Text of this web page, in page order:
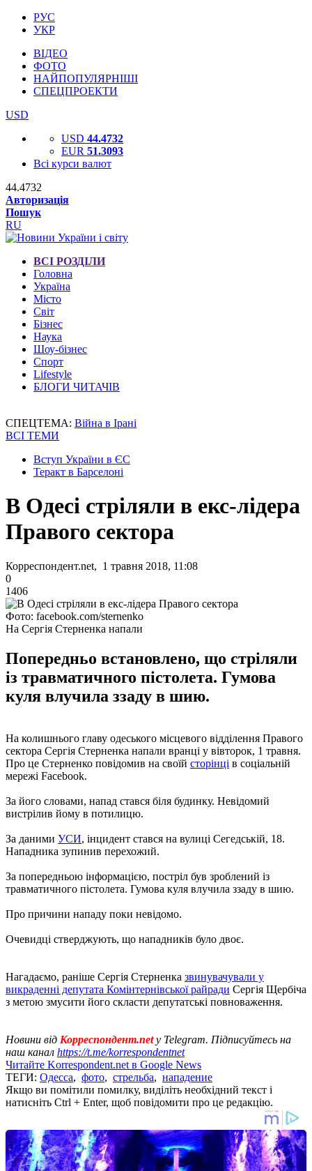
РУС
УКР
ВІДЕО
ФОТО
НАЙПОПУЛЯРНІШІ
СПЕЦПРОЕКТИ
USD
USD 44.4732
EUR 51.3093
Всі курси валют
44.4732
Авторизація
Пошук
RU
ВСІ РОЗДІЛИ
Головна
Україна
Місто
Світ
Бізнес
Наука
Шоу-бізнес
Спорт
Lifestyle
БЛОГИ ЧИТАЧІВ
СПЕЦТЕМА: Війна в Ірані
ВСІ ТЕМИ
Вступ України в ЄС
Теракт в Барселоні
В Одесі стріляли в екс-лідера
Правого сектора
Корреспондент.net, 1 травня 2018, 11:08
0
1406
Фото: facebook.com/sternenko
На Сергія Стерненка напали
Попередньо встановлено, що стріляли
із травматичного пістолета. Гумова
куля влучила ззаду в шию.
На колишнього главу одеського місцевого відділення Правого
сектора Сергія Стерненка напали вранці у вівторок, 1 травня.
Про це Стерненко повідомив на своїй сторінці в соціальній
мережі Facebook.
За його словами, напад стався біля будинку. Невідомий
вистрілив йому в потилицю.
За даними УСИ, інцидент стався на вулиці Сегедській, 18.
Нападника зупинив перехожий.
За попередньою інформацією, постріл був зроблений із
травматичного пістолета. Гумова куля влучила ззаду в шию.
Про причини нападу поки невідомо.
Очевидці стверджують, що нападників було двоє.
Нагадаємо, раніше Сергія Стерненка звинувачували у
викраденні депутата Комінтернівської райради Сергія Щербіча
з метою змусити його скласти депутатські повноваження.
Новини від Корреспондент.netу Telegram. Підписуйтесь на
наш канал https://t.me/korrespondentnet
Читайте Korrespondent.net в Google News
ТЕГИ: Одесса, фото, стрельба, нападение
Якщо ви помітили помилку, виділіть необхідний текст і
натисніть Ctrl + Enter, щоб повідомити про це редакцію.